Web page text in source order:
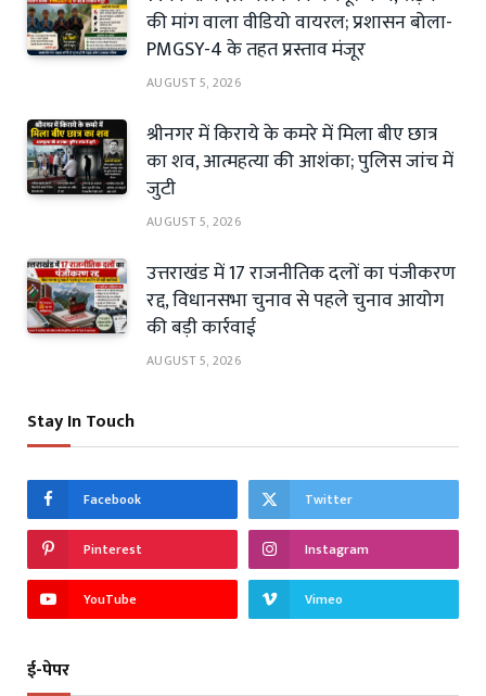
की मांग वाला वीडियो वायरल; प्रशासन बोला-
PMGSY-4 के तहत प्रस्ताव मंजूर
AUGUST 5, 2026
श्रीनगर में किराये के कमरे में मिला बीए छात्र
का शव, आत्महत्या की आशंका; पुलिस जांच में
जुटी
AUGUST 5, 2026
उत्तराखंड में 17 राजनीतिक दलों का पंजीकरण
रद्द, विधानसभा चुनाव से पहले चुनाव आयोग
की बड़ी कार्रवाई
AUGUST 5, 2026
Stay In Touch
Facebook Twitter
Pinterest Instagram
YouTube Vimeo
ई-पेपर